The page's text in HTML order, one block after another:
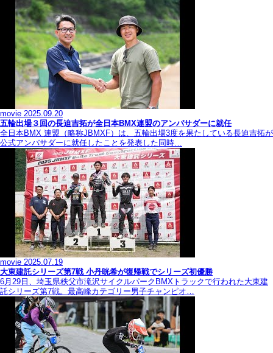
movie 2025.09.20
五輪出場３回の長迫吉拓が全日本BMX連盟のアンバサダーに就任
全日本BMX 連盟（略称JBMXF）は、五輪出場3度を果たしている長迫吉拓が
公式アンバサダーに就任したことを発表した同時…
movie 2025.07.19
大東建託シリーズ第7戦 ⼩丹晄希が復帰戦でシリーズ初優勝
6月29日、埼玉県秩父市滝沢サイクルパークBMXトラックで行われた大東建
託シリーズ第7戦。最高峰カテゴリー男子チャンピオ…